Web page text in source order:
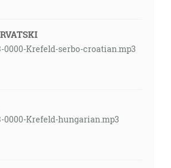
0000-Krefeld-serbo-croatian.mp3
0000-Krefeld-hungarian.mp3